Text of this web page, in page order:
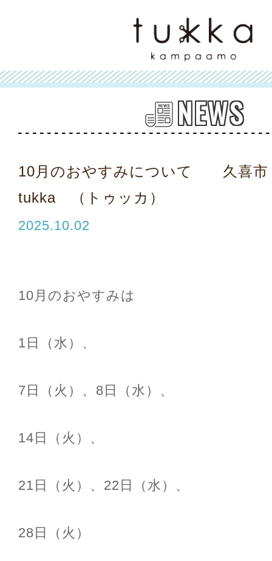
NEWS
10月のおやすみについて 久喜
tukka （トゥッカ）
2025.10.02
10月のおやすみは
1日（水）、
7日（火）、8日（水）、
14日（火）、
21日（火）、22日（水）、
28日（火）